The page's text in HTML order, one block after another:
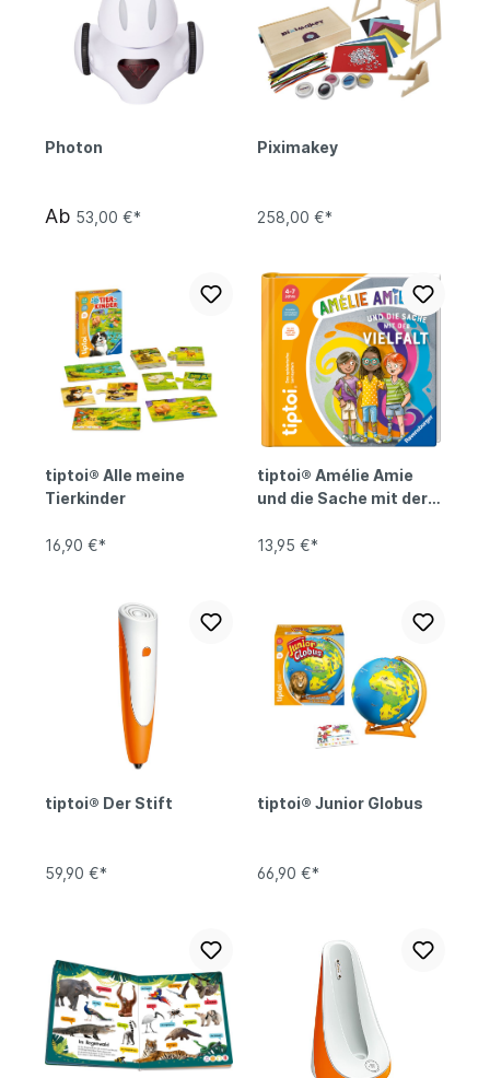
Photon
Ab 53,00 €*
Piximakey
258,00 €*
tiptoi® Alle meine
Tierkinder
16,90 €*
tiptoi® Amélie Amie
und die Sache mit der
13,95 €*
tiptoi® Der Stift
59,90 €*
tiptoi® Junior Globus
66,90 €*